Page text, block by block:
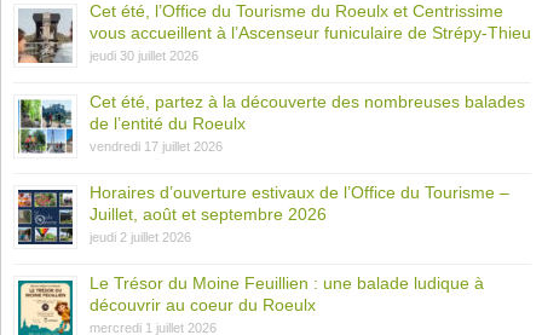
Cet été, l’Office du Tourisme du Roeulx et Centrissime
vous accueillent à l’Ascenseur funiculaire de Strépy-Thieu
jeudi 30 juillet 2026
Cet été, partez à la découverte des nombreuses balades
de l’entité du Roeulx
vendredi 17 juillet 2026
Horaires d’ouverture estivaux de l’Office du Tourisme –
Juillet, août et septembre 2026
jeudi 2 juillet 2026
Le Trésor du Moine Feuillien : une balade ludique à
découvrir au coeur du Roeulx
mercredi 1 juillet 2026